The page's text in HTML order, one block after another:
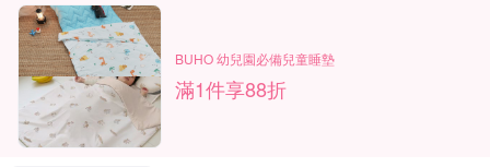
BUHO 幼兒園必備兒童睡墊
滿1件享88折